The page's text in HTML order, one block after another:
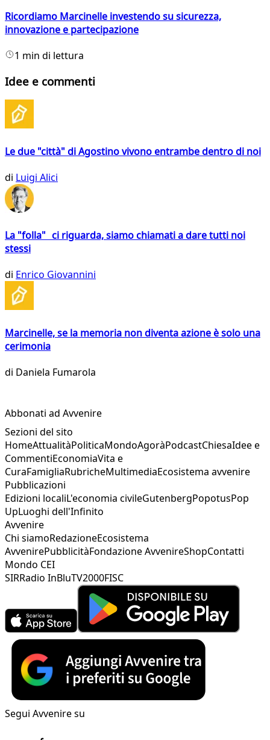
Ricordiamo Marcinelle investendo su sicurezza,
innovazione e partecipazione
1 min di lettura
Idee e commenti
Le due "città" di Agostino vivono entrambe dentro di noi
di Luigi Alici
La "folla" ci riguarda, siamo chiamati a dare tutti noi
stessi
di Enrico Giovannini
Marcinelle, se la memoria non diventa azione è solo una
cerimonia
di Daniela Fumarola
Abbonati ad Avvenire
Sezioni del sito
HomeAttualitàPoliticaMondoAgoràPodcastChiesaIdee e
CommentiEconomiaVita e
CuraFamigliaRubricheMultimediaEcosistema avvenire
Pubblicazioni
Edizioni localiL'economia civileGutenbergPopotusPop
UpLuoghi dell'Infinito
Avvenire
Chi siamoRedazioneEcosistema
AvvenirePubblicitàFondazione AvvenireShopContatti
Mondo CEI
SIRRadio InBluTV2000FISC
Segui Avvenire su